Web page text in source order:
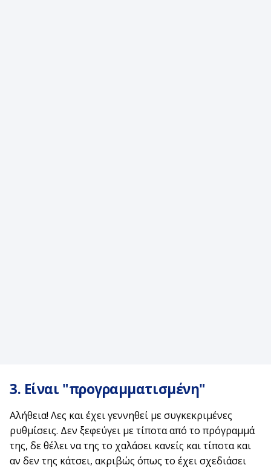
3. Είναι "προγραμματισμένη"
Αλήθεια! Λες και έχει γεννηθεί με συγκεκριμένες
ρυθμίσεις. Δεν ξεφεύγει με τίποτα από το πρόγραμμά
της, δε θέλει να της το χαλάσει κανείς και τίποτα και
αν δεν της κάτσει, ακριβώς όπως το έχει σχεδιάσει